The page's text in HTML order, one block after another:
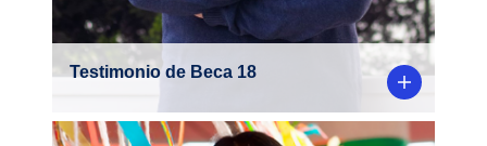
Testimonio de Beca 18